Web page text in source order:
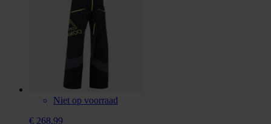
Niet op voorraad
€ 268,99